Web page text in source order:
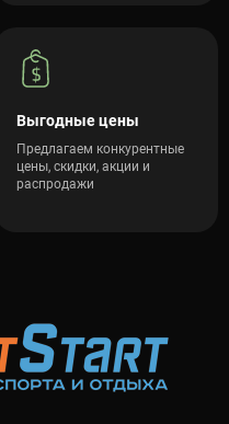
Выгодные цены
Предлагаем конкурентные
цены, скидки, акции и
распродажи